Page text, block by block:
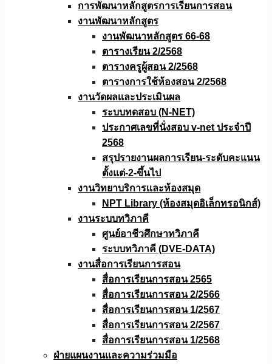
การพัฒนาหลักสูตรการเรียนการสอน
งานพัฒนาหลักสูตร
งานพัฒนาหลักสูตร 66-68
ตารางเรียน 2/2568
ตารางครูผู้สอน 2/2568
ตารางการใช้ห้องสอน 2/2568
งานวัดผลเเละประเมินผล
ระบบทดสอบ (N-NET)
ประกาศเลขที่นั่งสอบ v-net ประจำปี
2568
สรุปรายงานผลการเรียน-ระดับคะแนน
ตั้งแต่-2-ขึ้นไป
งานวิทยาบริการเเละห้องสมุด
NPT Library (ห้องสมุดอิเล็กทรอนิกส์)
งานระบบทวิภาคี
ศูนย์อาชีวศึกษาทวิภาคี
ระบบทวิภาคี (DVE-DATA)
งานสื่อการเรียนการสอน
สื่อการเรียนการสอน 2565
สื่อการเรียนการสอน 2/2566
สื่อการเรียนการสอน 1/2567
สื่อการเรียนการสอน 2/2567
สื่อการเรียนการสอน 1/2568
ฝ่ายแผนงานเเละความร่วมมือ